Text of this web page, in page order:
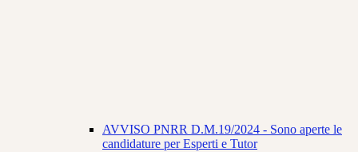
AVVISO PNRR D.M.19/2024 - Sono aperte le
candidature per Esperti e Tutor